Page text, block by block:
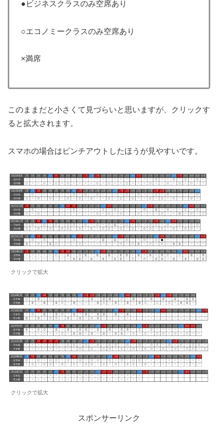
●ビジネスクラスのみ空席あり
○エコノミークラスのみ空席あり
×満席
このままだと小さくて見づらいと思いますが、クリックす
ると拡大されます。
スマホの場合はピンチアウトしたほうが見やすいです。
クリックで拡大
クリックで拡大
スポンサーリンク